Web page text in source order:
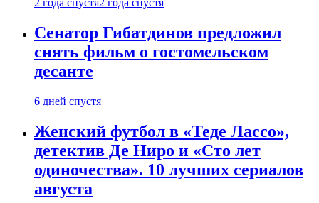
2 года спустя2 года спустя
Сенатор Гибатдинов предложил
снять фильм о гостомельском
десанте
6 дней спустя
Женский футбол в «Теде Лассо»,
детектив Де Ниро и «Сто лет
одиночества». 10 лучших сериалов
августа